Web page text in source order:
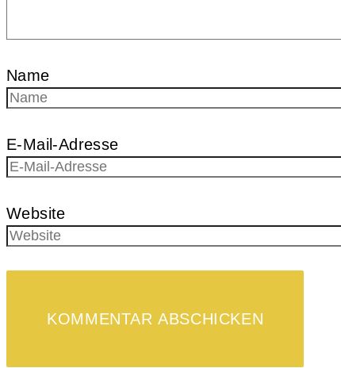
Name
E-Mail-Adresse
Website